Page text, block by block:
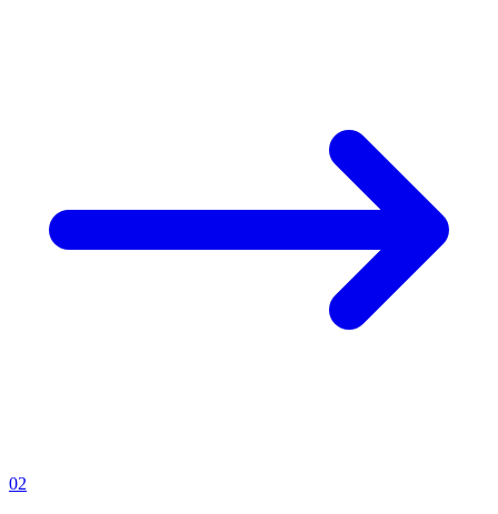
02